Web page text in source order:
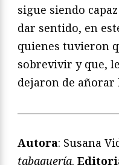
sigue siendo
dar sentido, en
quienes tuvieron
sobrevivir y que,
dejaron de
Autora: Susana
tabaquería.